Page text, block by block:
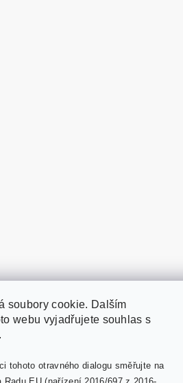
PaperModel.cz
soubory cookie. Dalším
webu vyjadřujete souhlas s
tohoto otravného dialogu směřujte na